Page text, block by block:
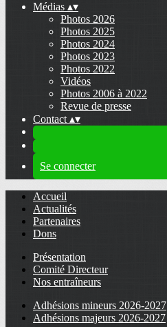
Médias ▴▾
Photos 2026
Photos 2025
Photos 2024
Photos 2023
Photos 2022
Vidéos
Photos 2006 à 2022
Revue de presse
Contact ▴▾
Se connecter
Accueil
Actualités
Partenaires
Dons
Présentation
Comité Directeur
Nos entraîneurs
Adhésions mineurs 2026-2027
Adhésions majeurs 2026-2027